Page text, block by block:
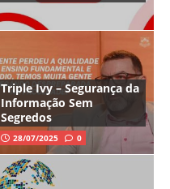
Triple Ivy – Segurança da
Informação Sem
Segredos
28/07/2025 0